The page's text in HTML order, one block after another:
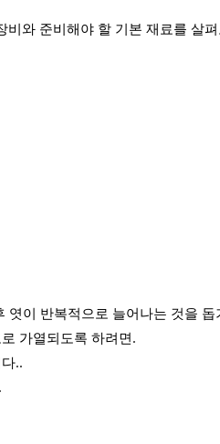
와 준비해야 할 기본 재료를 살
엿이 반복적으로 늘어나는 것을
가열되도록 하려면.
..